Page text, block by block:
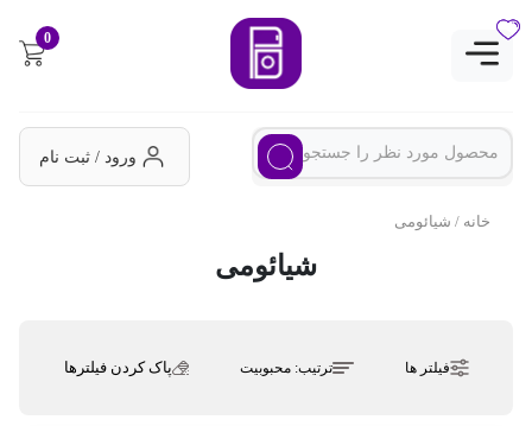
0
ورود / ثبت نام
خانه / شیائومی
شیائومی
فیلتر ها ترتیب:محبوبیت پاک کردن فیلترها